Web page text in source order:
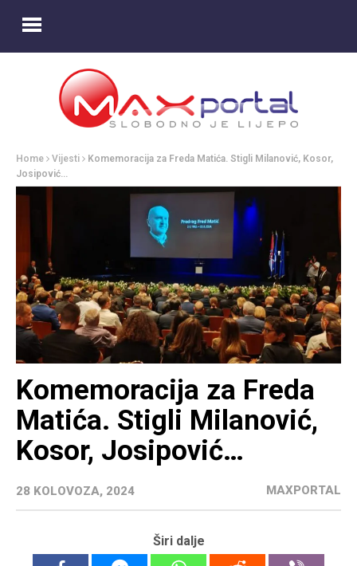
Home Vijesti
Komemoracija za Freda Matića. Stigli Milanović, Kosor,
Josipović…
Komemoracija za Freda
Matića. Stigli Milanović,
Kosor, Josipović…
28 KOLOVOZA, 2024 MAXPORTAL
Širi dalje